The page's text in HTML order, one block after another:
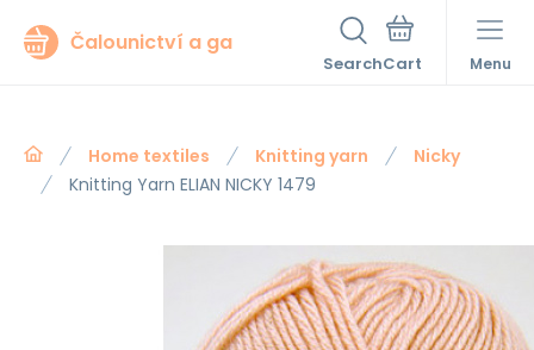
Čalounictví a ga
Search Menu
Home textiles Knitting yarn
Nicky
Knitting Yarn ELIAN NICKY 1479